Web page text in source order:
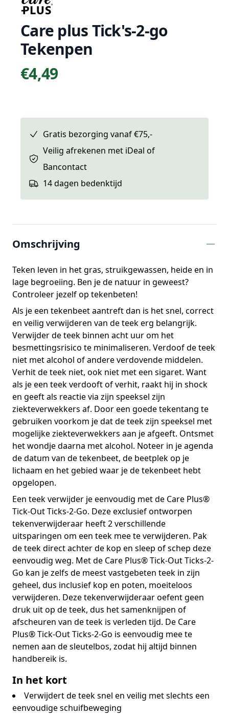
Care plus Tick's-2-go
Tekenpen
Prijs
€4,49
Gratis bezorging vanaf €75,-
Veilig afrekenen met iDeal of
Bancontact
14 dagen bedenktijd
Omschrijving
Teken leven in het gras, struikgewassen, heide en in
lage begroeiing. Ben je de natuur in geweest?
Controleer jezelf op tekenbeten!
Als je een tekenbeet aantreft dan is het snel, correct
en veilig verwijderen van de teek erg belangrijk.
Verwijder de teek binnen acht uur om het
besmettingsrisico te minimaliseren. Verdoof de teek
niet met alcohol of andere verdovende middelen.
Verhit de teek niet, ook niet met een sigaret. Want
als je een teek verdooft of verhit, raakt hij in shock
en geeft als reactie via zijn speeksel zijn
ziekteverwekkers af. Door een goede tekentang te
gebruiken voorkom je dat de teek zijn speeksel met
mogelijke ziekteverwekkers aan je afgeeft. Ontsmet
het wondje daarna met alcohol. Noteer in je agenda
de datum van de tekenbeet, de beetplek op je
lichaam en het gebied waar je de tekenbeet hebt
opgelopen.
Een teek verwijder je eenvoudig met de Care Plus®
Tick-Out Ticks-2-Go. Deze exclusief ontworpen
tekenverwijderaar heeft 2 verschillende
uitsparingen om een teek mee te verwijderen. Pak
de teek direct achter de kop en sleep of schep deze
eenvoudig weg. Met de Care Plus® Tick-Out Ticks-2-
Go kan je zelfs de meest vastgebeten teek in zijn
geheel, dus inclusief kop en poten, moeiteloos
verwijderen. Deze tekenverwijderaar oefent geen
druk uit op de teek, dus het samenknijpen of
afscheuren van de teek is verleden tijd. De Care
Plus® Tick-Out Ticks-2-Go is eenvoudig mee te
nemen aan de sleutelbos, zodat hij altijd binnen
handbereik is.
In het kort
Verwijdert de teek snel en veilig met slechts een
eenvoudige schuifbeweging